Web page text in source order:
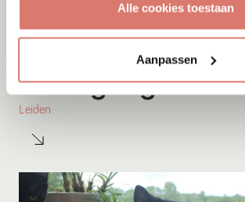
Alle cookies toestaan
Aanpassen
Ludwig+ Igor
Leiden